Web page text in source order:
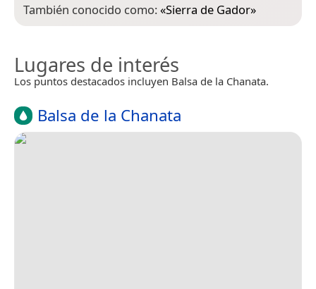
También conocido como:«Sierra de Gador»
Lugares de interés
Los puntos destacados incluyen Balsa de la Chanata.
Balsa de la Chanata